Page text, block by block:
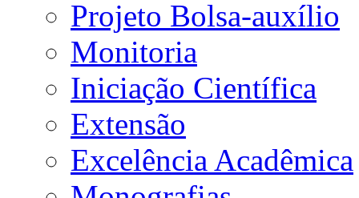
Projeto Bolsa-auxílio
Monitoria
Iniciação Científica
Extensão
Excelência Acadêmica